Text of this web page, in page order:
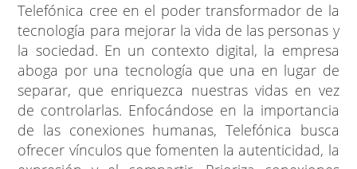
Telefónica cree en el poder transformador de la
tecnología para mejorar la vida de las personas y
la sociedad. En un contexto digital, la empresa
aboga por una tecnología que una en lugar de
separar, que enriquezca nuestras vidas en vez
de controlarlas. Enfocándose en la importancia
de las conexiones humanas, Telefónica busca
ofrecer vínculos que fomenten la autenticidad, la